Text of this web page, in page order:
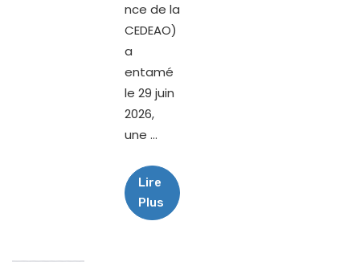
nce de la
CEDEAO)
a
entamé
le 29 juin
2026,
une ...
Lire
Plus